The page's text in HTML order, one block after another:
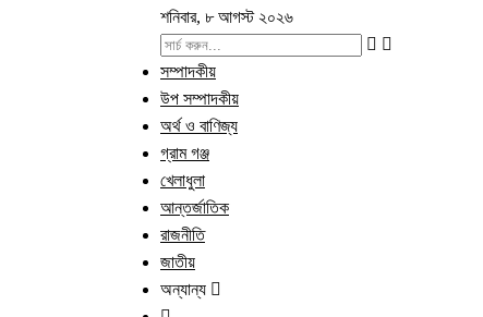
শনিবার, ৮ আগস্ট ২০২৬
সম্পাদকীয়
উপ সম্পাদকীয়
অর্থ ও বাণিজ্য
গ্রাম গঞ্জ
খেলাধুলা
আন্তর্জাতিক
রাজনীতি
জাতীয়
অন্যান্য